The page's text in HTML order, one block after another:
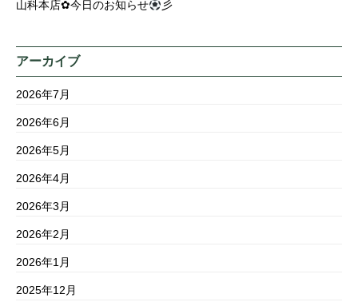
山科本店✿今日のお知らせ 彡
アーカイブ
2026年7月
2026年6月
2026年5月
2026年4月
2026年3月
2026年2月
2026年1月
2025年12月